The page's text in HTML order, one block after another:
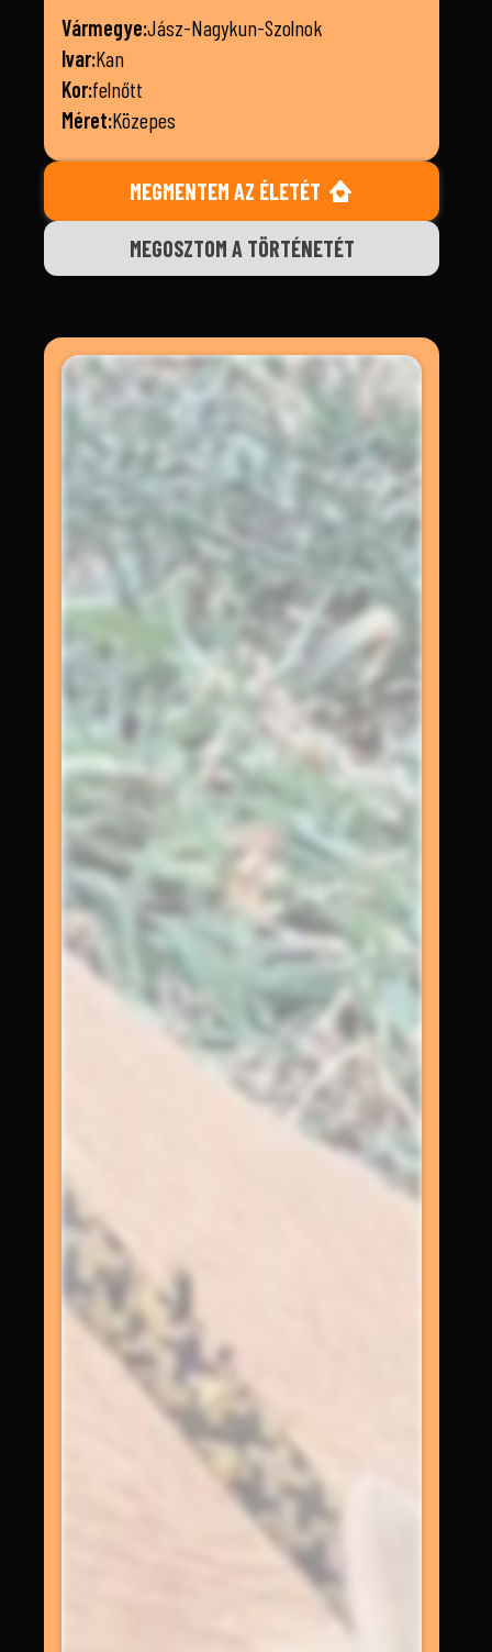
Vármegye:Jász-Nagykun-Szolnok
Ivar:Kan
Kor:felnőtt
Méret:Közepes
MEGMENTEM AZ ÉLETÉT
MEGOSZTOM A TÖRTÉNETÉT